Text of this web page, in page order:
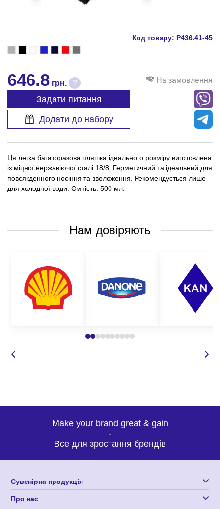
Код товару: P436.41-45
646.8 грн. ? На замовлення
Задати питання
Додати до набору
Ця легка багаторазова пляшка ідеального розміру виготовлена
із міцної нержавіючої сталі 18/8. Герметичний та ідеальний для
повсякденного носіння та зволоження. Рекомендується лише
для холодної води. Ємність: 500 мл.
Нам довіряють
Make your brand great & gain
-
Все для зростання брендів
Сувенірна продукція
Про нас